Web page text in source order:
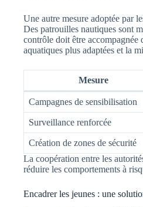
Une autre mesure adoptée par
Des patrouilles nautiques sont
contrôle doit être accompagnée
aquatiques plus adaptées et la
Mesure
Campagnes de sensibilisation
Surveillance renforcée
Création de zones de sécurité
La coopération entre les
réduire les comportements à
Encadrer les jeunes : une